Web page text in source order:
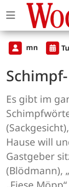
mn
Es gibt im
Hause will
Gastgeber
(Blödmann),